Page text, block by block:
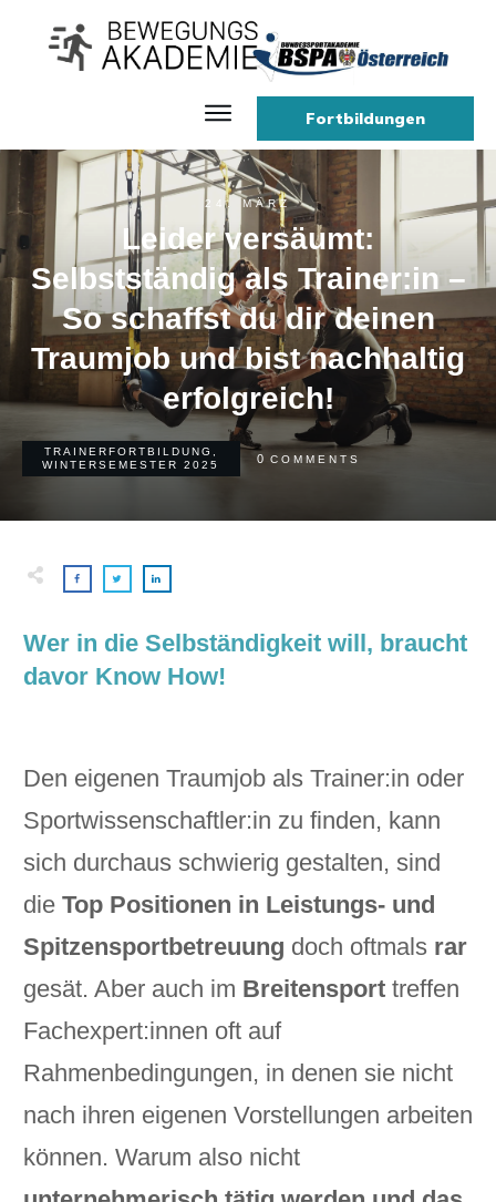
Home
Fortbildungen
24. MÄRZ
Leider versäumt:
Selbstständig als Trainer:in –
So schaffst du dir deinen
Traumjob und bist nachhaltig
erfolgreich!
TRAINERFORTBILDUNG
WINTERSEMESTER 2025
0 COMMENTS
Wer in die Selbständigkeit will, braucht
davor Know How!
Den eigenen Traumjob als Trainer:in oder
Sportwissenschaftler:in zu finden, kann
sich durchaus schwierig gestalten, sind
die Top Positionen in Leistungs- und
Spitzensportbetreuung doch oftmals rar
gesät. Aber auch im Breitensport treffen
Fachexpert:innen oft auf
Rahmenbedingungen, in denen sie nicht
nach ihren eigenen Vorstellungen arbeiten
können. Warum also nicht